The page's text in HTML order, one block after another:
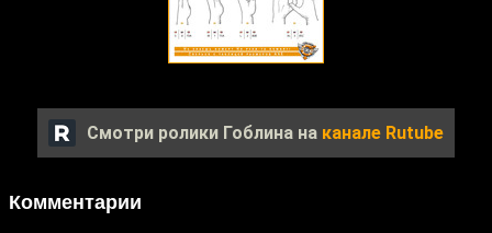
Смотри ролики Гоблина на канале Rutube
Комментарии